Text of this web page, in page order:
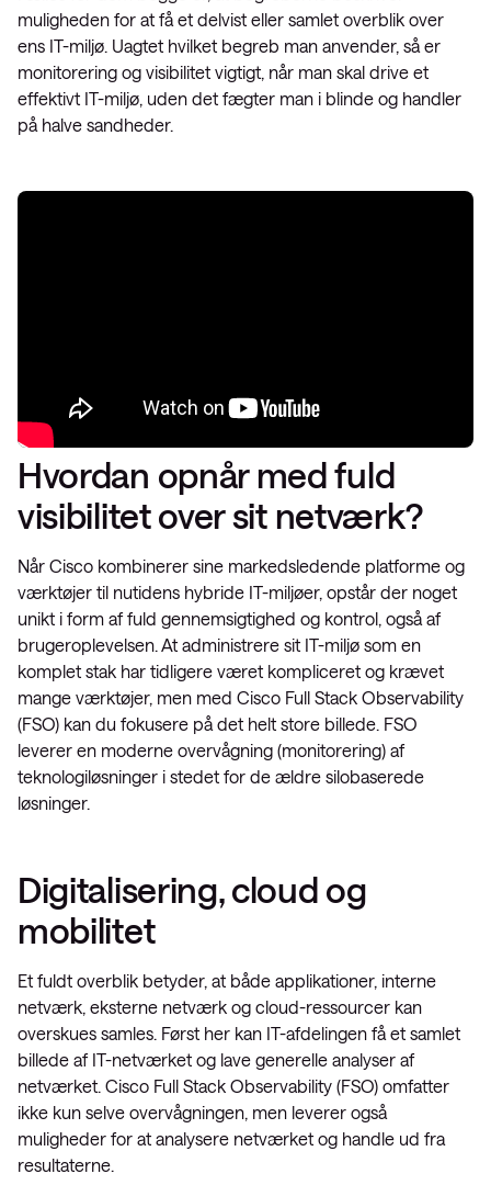
muligheden for at få et delvist eller samlet overblik over
ens IT-miljø. Uagtet hvilket begreb man anvender, så er
monitorering og visibilitet vigtigt, når man skal drive et
effektivt IT-miljø, uden det fægter man i blinde og handler
på halve sandheder.
Hvordan opnår med fuld
visibilitet over sit netværk?
Når Cisco kombinerer sine markedsledende platforme og
værktøjer til nutidens hybride IT-miljøer, opstår der noget
unikt i form af fuld gennemsigtighed og kontrol, også af
brugeroplevelsen. At administrere sit IT-miljø som en
komplet stak har tidligere været kompliceret og krævet
mange værktøjer, men med Cisco Full Stack Observability
(FSO) kan du fokusere på det helt store billede. FSO
leverer en moderne overvågning (monitorering) af
teknologiløsninger i stedet for de ældre silobaserede
løsninger.
Digitalisering, cloud og
mobilitet
Et fuldt overblik betyder, at både applikationer, interne
netværk, eksterne netværk og cloud-ressourcer kan
overskues samles. Først her kan IT-afdelingen få et samlet
billede af IT-netværket og lave generelle analyser af
netværket. Cisco Full Stack Observability (FSO) omfatter
ikke kun selve overvågningen, men leverer også
muligheder for at analysere netværket og handle ud fra
resultaterne.